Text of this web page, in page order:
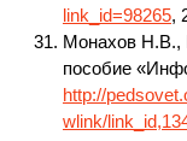
link_id=98265,
Монахов Н.В.,
пособие
http://
wlink/